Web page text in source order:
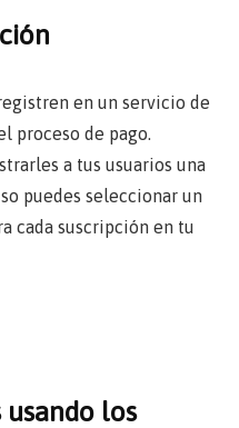
en un servicio de
proceso de pago.
a tus usuarios una
puedes seleccionar un
cada suscripción en tu
los